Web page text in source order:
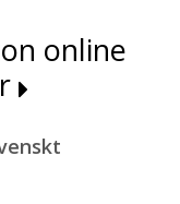
online